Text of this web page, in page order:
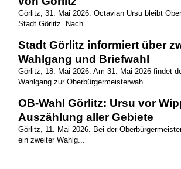
Görlitz, 31. Mai 2026. Octavian Ursu bleibt
Stadt Görlitz. Nach...
Stadt Görlitz informiert über
Wahlgang und Briefwahl
Görlitz, 18. Mai 2026. Am 31. Mai 2026 findet
Wahlgang zur Oberbürgermeisterwah...
OB-Wahl Görlitz: Ursu vor
Auszählung aller Gebiete
Görlitz, 11. Mai 2026. Bei der
ein zweiter Wahlg...